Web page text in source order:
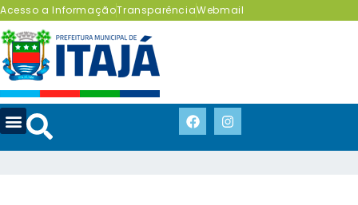
Acesso a InformaçãoTransparênciaWebmail